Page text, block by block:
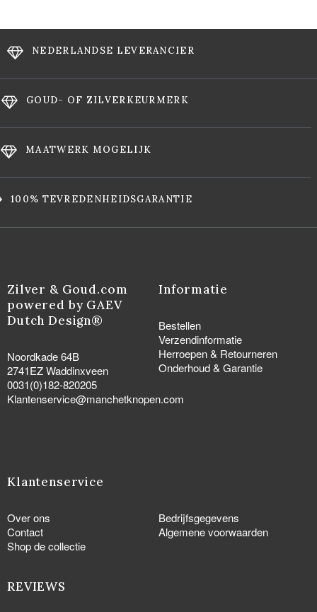
NEDERLANDSE LEVERANCIER
GOUD- OF ZILVERKEURMERK
MAATWERK MOGELIJK
100% TEVREDENHEIDSGARANTIE
Zilver & Goud.com
powered by GAEV
Dutch Design®
Noordkade 64B
2741EZ Waddinxveen
0031(0)182-820205
Klantenservice@manchetknopen.com
Informatie
Bestellen
Verzendinformatie
Herroepen & Retourneren
Onderhoud & Garantie
Klantenservice
Over ons
Bedrijfsgegevens
Contact
Algemene voorwaarden
Shop de collectie
REVIEWS